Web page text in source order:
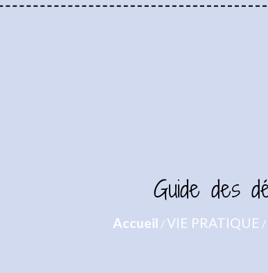
Guide des
Accueil /VIE PRATIQUE /